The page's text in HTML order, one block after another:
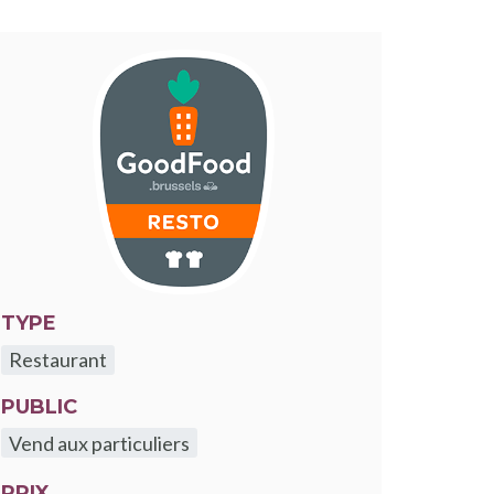
TYPE
Restaurant
PUBLIC
Vend aux particuliers